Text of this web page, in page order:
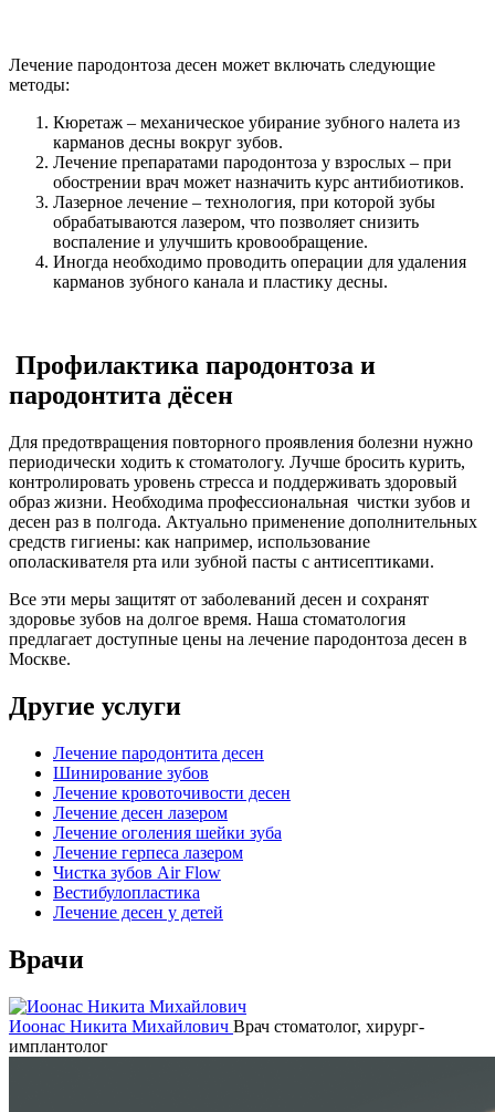
Лечение пародонтоза десен может включать следующие
методы:
Кюретаж – механическое убирание зубного налета из
карманов десны вокруг зубов.
Лечение препаратами пародонтоза у взрослых – при
обострении врач может назначить курс антибиотиков.
Лазерное лечение – технология, при которой зубы
обрабатываются лазером, что позволяет снизить
воспаление и улучшить кровообращение.
Иногда необходимо проводить операции для удаления
карманов зубного канала и пластику десны.
Профилактика пародонтоза и
пародонтита дёсен
Для предотвращения повторного проявления болезни нужно
периодически ходить к стоматологу. Лучше бросить курить,
контролировать уровень стресса и поддерживать здоровый
образ жизни. Необходима профессиональная чистки зубов и
десен раз в полгода. Актуально применение дополнительных
средств гигиены: как например, использование
ополаскивателя рта или зубной пасты с антисептиками.
Все эти меры защитят от заболеваний десен и сохранят
здоровье зубов на долгое время. Наша стоматология
предлагает доступные цены на лечение пародонтоза десен в
Москве.
Другие услуги
Лечение пародонтита десен
Шинирование зубов
Лечение кровоточивости десен
Лечение десен лазером
Лечение оголения шейки зуба
Лечение герпеса лазером
Чистка зубов Air Flow
Вестибулопластика
Лечение десен у детей
Врачи
Иоонас Никита Михайлович Врач стоматолог, хирург-
имплантолог